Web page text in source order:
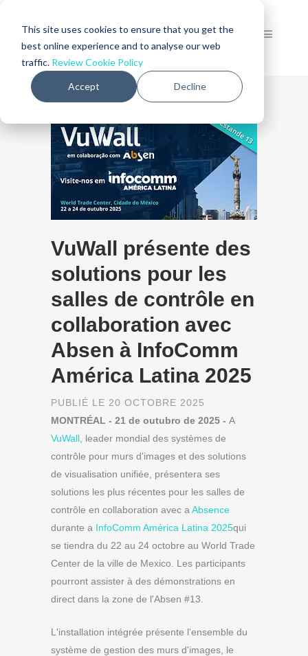
This site uses cookies to ensure that you get the
best online experience and to analyse our web
traffic. Review Cookie Policy
Accept Decline
VuWall présente des
solutions pour les
salles de contrôle en
collaboration avec
Absen à InfoComm
América Latina 2025
PUBLIÉ LE 20 OCTOBRE 2025
MONTRÉAL - 21 de outubro de 2025 - A
VuWall , leader mondial des systèmes de
contrôle pour murs d'images et des solutions
de visualisation unifiée, présentera ses
solutions les plus récentes pour les salles de
contrôle en collaboration avec a Absence
durante a InfoComm América Latina 2025qui
se tiendra du 22 au 24 octobre au World Trade
Center de la ville de Mexico. Les participants
pourront assister à des démonstrations en
direct dans la zone de l'Absen #13.
L'installation intégrée présente l'ensemble du
système de gestion des murs d'images, le